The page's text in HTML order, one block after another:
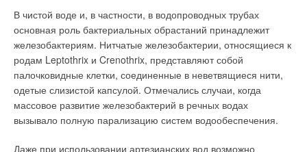
В чистой воде и, в частности, в водопроводных трубах
основная роль бактериальных обрастаний принадлежит
железобактериям. Нитчатые железобактерии, относящиеся к
родам Leptothrix и Crenothrix, представляют собой
палочковидные клетки, соединенные в неветвящиеся нити,
одетые слизистой капсулой. Отмечались случаи, когда
массовое развитие железобактерий в речных водах
вызывало полную парализацию систем водообеспечения.
Даже при использовании артезианских вод возможно
ЖУРНАЛ СОК ИЮНЬ 2026
Уведомления отключены
Комментарии